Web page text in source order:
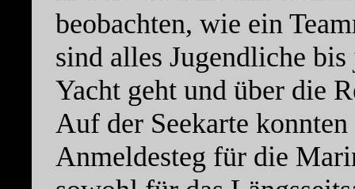
beobachten, wie ein
sind alles Jugendliche
Yacht geht und über die
Auf der Seekarte
Anmeldesteg für die